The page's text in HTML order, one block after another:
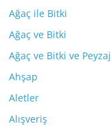
Ağaç ile Bitki
Ağaç ve Bitki
Ağaç ve Bitki ve Peyzaj
Ahşap
Aletler
Alışveriş